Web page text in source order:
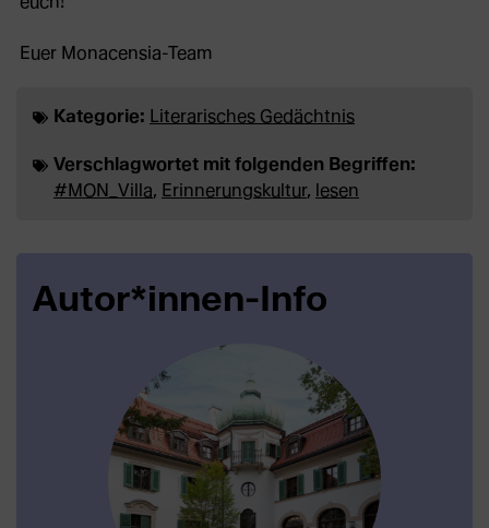
Euer Monacensia-Team
Kategorie: Literarisches Gedächtnis
Verschlagwortet mit folgenden Begriffen:
#MON_Villa, Erinnerungskultur, lesen
Autor*innen-Info